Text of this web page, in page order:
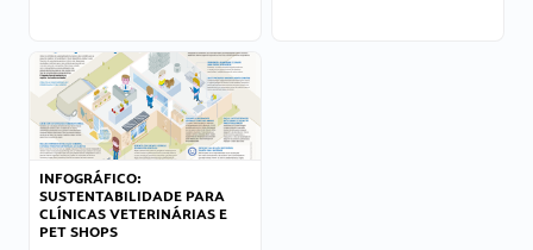
INFOGRÁFICO:
SUSTENTABILIDADE PARA
CLÍNICAS VETERINÁRIAS E
PET SHOPS